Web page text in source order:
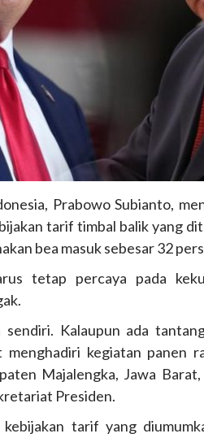
Prabowo Subianto,
tarif timbal balik yang
bea masuk sebesar 32
tetap percaya pada
Kalaupun ada
menghadiri kegiatan panen
Majalengka, Jawa
Presiden.
tarif yang